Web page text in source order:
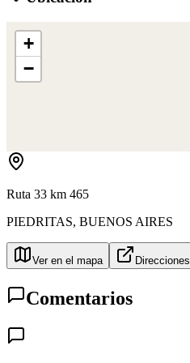
+
−
Ruta 33 km 465
PIEDRITAS, BUENOS AIRES
Ver en el mapa Direcciones
Comentarios